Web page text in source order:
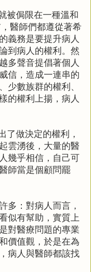
被侷限在一種溫和
醫師們都遵從著希
義務是要提升病人
到病人的權利。然
多聲音提倡著個人
信，造成一連串的
少數族群的權利、
的權利上揚，病人
了做決定的權利，
雲湧後，大量的醫
幾乎相信，自己可
師當是個顧問罷
多：對病人而言，
似有幫助，實質上
對醫療問題的專業
價值觀，於是在為
，病人與醫師都該找